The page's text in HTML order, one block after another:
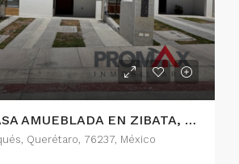
RENTA DE CASA AMUEBLADA EN ZIBATA, QUERETARO
Querétaro, 76237, México